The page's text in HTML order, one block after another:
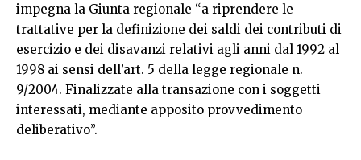
impegna la Giunta regionale “a riprendere le
trattative per la definizione dei saldi dei contributi di
esercizio e dei disavanzi relativi agli anni dal 1992 al
1998 ai sensi dell’art. 5 della legge regionale n.
9/2004. Finalizzate alla transazione con i soggetti
interessati, mediante apposito provvedimento
deliberativo”.